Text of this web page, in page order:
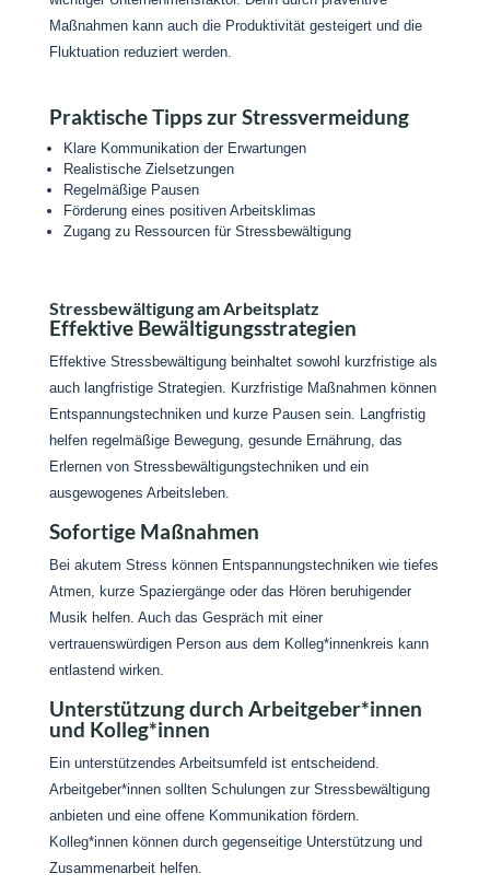
Maßnahmen kann auch die Produktivität gesteigert und die
Fluktuation reduziert werden.
Praktische Tipps zur Stressvermeidung
Klare Kommunikation der Erwartungen
Realistische Zielsetzungen
Regelmäßige Pausen
Förderung eines positiven Arbeitsklimas
Zugang zu Ressourcen für Stressbewältigung
Stressbewältigung am Arbeitsplatz
Effektive Bewältigungsstrategien
Effektive Stressbewältigung beinhaltet sowohl kurzfristige als
auch langfristige Strategien. Kurzfristige Maßnahmen können
Entspannungstechniken und kurze Pausen sein. Langfristig
helfen regelmäßige Bewegung, gesunde Ernährung, das
Erlernen von Stressbewältigungstechniken und ein
ausgewogenes Arbeitsleben.
Sofortige Maßnahmen
Bei akutem Stress können Entspannungstechniken wie tiefes
Atmen, kurze Spaziergänge oder das Hören beruhigender
Musik helfen. Auch das Gespräch mit einer
vertrauenswürdigen Person aus dem Kolleg*innenkreis kann
entlastend wirken.
Unterstützung durch Arbeitgeber*innen
und Kolleg*innen
Ein unterstützendes Arbeitsumfeld ist entscheidend.
Arbeitgeber*innen sollten Schulungen zur Stressbewältigung
anbieten und eine offene Kommunikation fördern.
Kolleg*innen können durch gegenseitige Unterstützung und
Zusammenarbeit helfen.